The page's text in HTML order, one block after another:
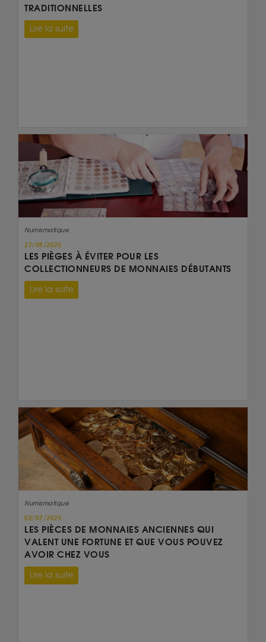
TRADITIONNELLES
Lire la suite
Numismatique
27/08/2025
LES PIÈGES À ÉVITER POUR LES
COLLECTIONNEURS DE MONNAIES DÉBUTANTS
Lire la suite
Numismatique
02/07/2025
LES PIÈCES DE MONNAIES ANCIENNES QUI
VALENT UNE FORTUNE ET QUE VOUS POUVEZ
AVOIR CHEZ VOUS
Lire la suite